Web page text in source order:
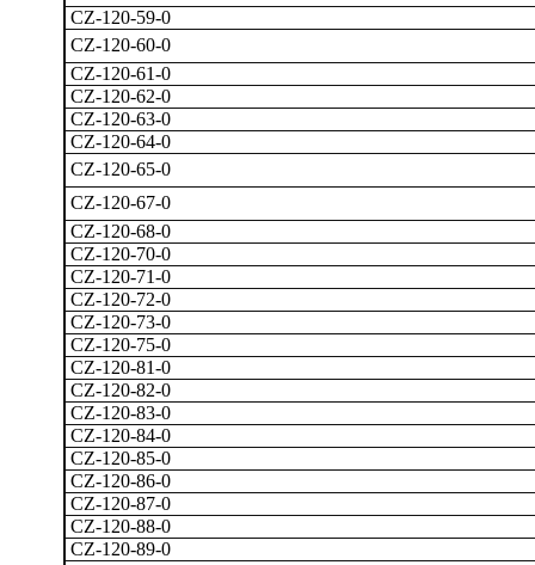
CZ-120-59-0
CZ-120-60-0
CZ-120-61-0
CZ-120-62-0
CZ-120-63-0
CZ-120-64-0
CZ-120-65-0
CZ-120-67-0
CZ-120-68-0
CZ-120-70-0
CZ-120-71-0
CZ-120-72-0
CZ-120-73-0
CZ-120-75-0
CZ-120-81-0
CZ-120-82-0
CZ-120-83-0
CZ-120-84-0
CZ-120-85-0
CZ-120-86-0
CZ-120-87-0
CZ-120-88-0
CZ-120-89-0